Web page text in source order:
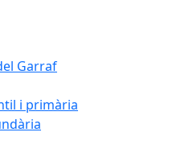
Garraf
i primària